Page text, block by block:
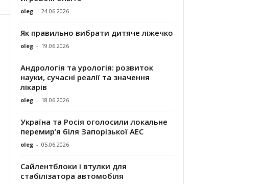
oleg - 24.06.2026
Як правильно вибрати дитяче ліжечко
oleg - 19.06.2026
Андрологія та урологія: розвиток
науки, сучасні реалії та значення
лікарів
oleg - 18.06.2026
Україна та Росія оголосили локальне
перемир’я біля Запорізької АЕС
oleg - 05.06.2026
Сайлентблоки і втулки для
стабілізатора автомобіля